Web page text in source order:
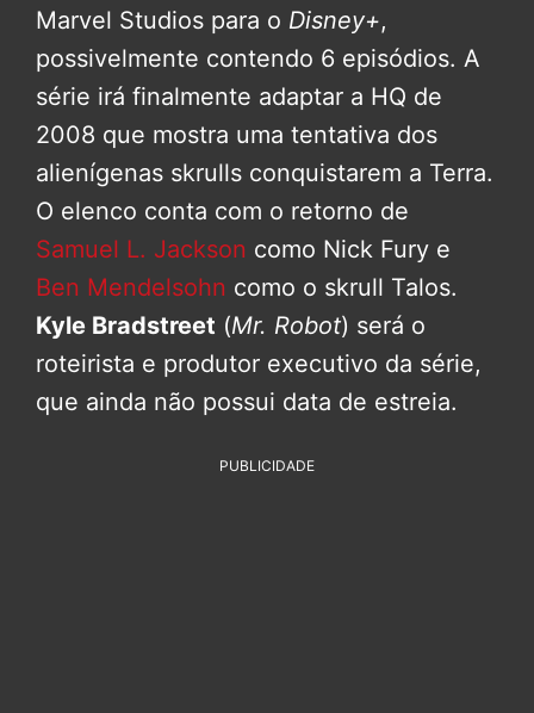
Marvel Studios para o Disney+,
possivelmente contendo 6 episódios. A
série irá finalmente adaptar a HQ de
2008 que mostra uma tentativa dos
alienígenas skrulls conquistarem a Terra.
O elenco conta com o retorno de
Samuel L. Jackson como Nick Fury e
Ben Mendelsohn como o skrull Talos.
Kyle Bradstreet (Mr. Robot) será o
roteirista e produtor executivo da série,
que ainda não possui data de estreia.
PUBLICIDADE